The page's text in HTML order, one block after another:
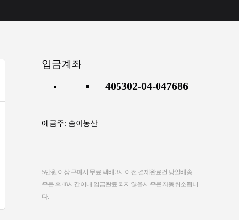
입금계좌
405302-04-047686
예금주: 솜이농산
5만원 이상 구매시 무료 택배 3시 이전 결제완료건 당일배송
다.